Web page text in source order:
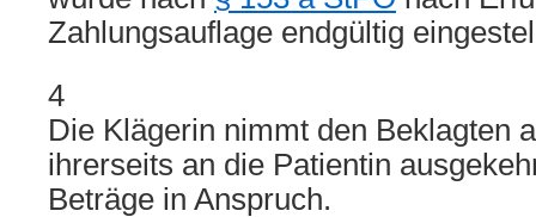
Zahlungsauflage endgültig
4
Die Klägerin nimmt den Beklagten
ihrerseits an die Patientin
Beträge in Anspruch.